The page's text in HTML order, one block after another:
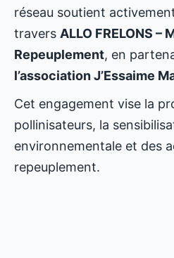
réseau soutient
travers ALLO FRELONS –
Repeuplement, en
l’association J’Essaime
Cet engagement vise la
pollinisateurs, la
environnementale et des
repeuplement.